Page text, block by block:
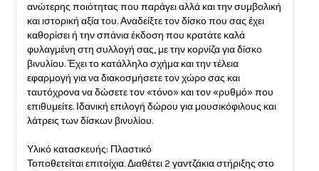
ανώτερης ποιότητας που παράγει αλλά και την συμβολική
και ιστορική αξία του. Αναδείξτε τον δίσκο που σας έχει
καθορίσει ή την σπάνια έκδοση που κρατάτε καλά
φυλαγμένη στη συλλογή σας, με την κορνίζα για δίσκο
βινυλίου. Έχει το κατάλληλο σχήμα και την τέλεια
εφαρμογή για να διακοσμήσετε τον χώρο σας και
ταυτόχρονα να δώσετε τον «τόνο» και τον «ρυθμό» που
επιθυμείτε. Ιδανική επιλογή δώρου για μουσικόφιλους και
λάτρεις των δίσκων βινυλίου.
Υλικό κατασκευής: Πλαστικό
Τοποθετείται επιτοίχια. Διαθέτει 2 γαντζάκια στήριξης στο